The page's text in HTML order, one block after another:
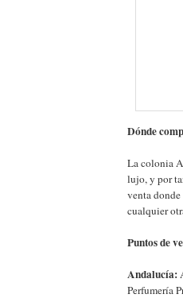
Dónde
La colonia
lujo, y por
venta
cualquier
Puntos de
Andalucía:
Perfumería